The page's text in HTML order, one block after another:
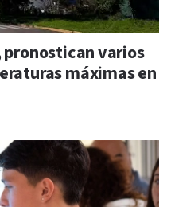
pronostican varios
máximas en